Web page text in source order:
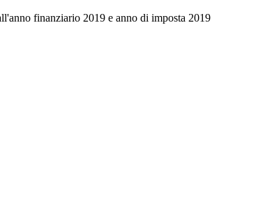
finanziario 2019 e anno di imposta 2019